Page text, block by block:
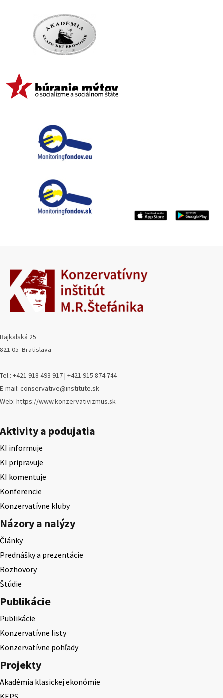
Bajkalská 25
821 05 Bratislava
Tel.: +421 918 493 917 | +421 915 874 744
E-mail: conservative@institute.sk
Web: https://www.konzervativizmus.sk
Aktivity a podujatia
KI informuje
KI pripravuje
KI komentuje
Konferencie
Konzervatívne kluby
Názory a nalýzy
Články
Prednášky a prezentácie
Rozhovory
Štúdie
Publikácie
Publikácie
Konzervatívne listy
Konzervatívne pohľady
Projekty
Akadémia klasickej ekonómie
KEPS